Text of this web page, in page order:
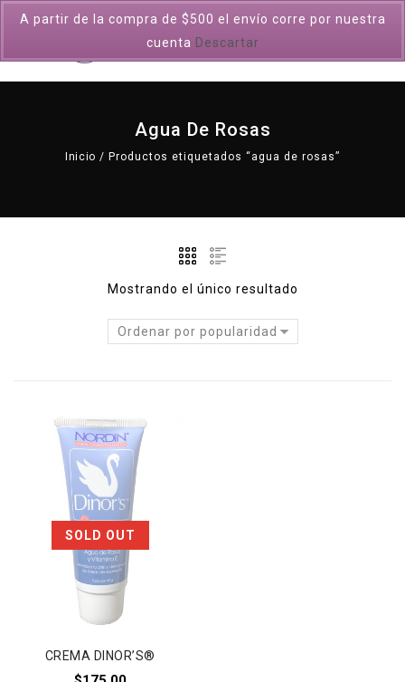
Agua De Rosas
Inicio / Productos etiquetados “agua de rosas”
Mostrando el único resultado
Ordenar por popularidad
SOLD OUT
CREMA DINOR’S®
A partir de la compra de $500 el envío corre por nuestra
cuenta Descartar